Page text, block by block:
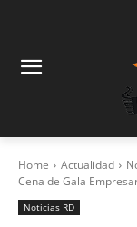
Home Actualidad
Cena de Gala
Noticias RD